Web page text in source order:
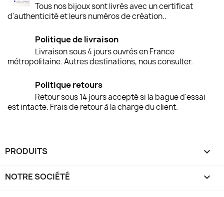
Tous nos bijoux sont livrés avec un certificat
d'authenticité et leurs numéros de création..
Politique de livraison
Livraison sous 4 jours ouvrés en France
métropolitaine. Autres destinations, nous consulter.
Politique retours
Retour sous 14 jours accepté si la bague d'essai
est intacte. Frais de retour à la charge du client.
PRODUITS 
NOTRE SOCIÉTÉ 